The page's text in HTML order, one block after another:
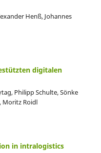
Henß, Johannes
digitalen
Philipp Schulte, Sönke
Moritz Roidl
in intralogistics